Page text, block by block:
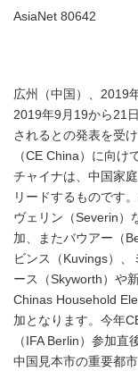
AsiaNet 80642
広州（中国）、2019
2019年9月19から21
されるとの発表を受
（CE China）に向
チャイナは、中国家
リードするものです
ヴェリン（Severin）
加、またバウアー（
ビンス（Kuvings）、
ース（Skyworth）や
Chinas Household
加となります。今年
（IFA Berlin）参加直
中国見本市の重要都